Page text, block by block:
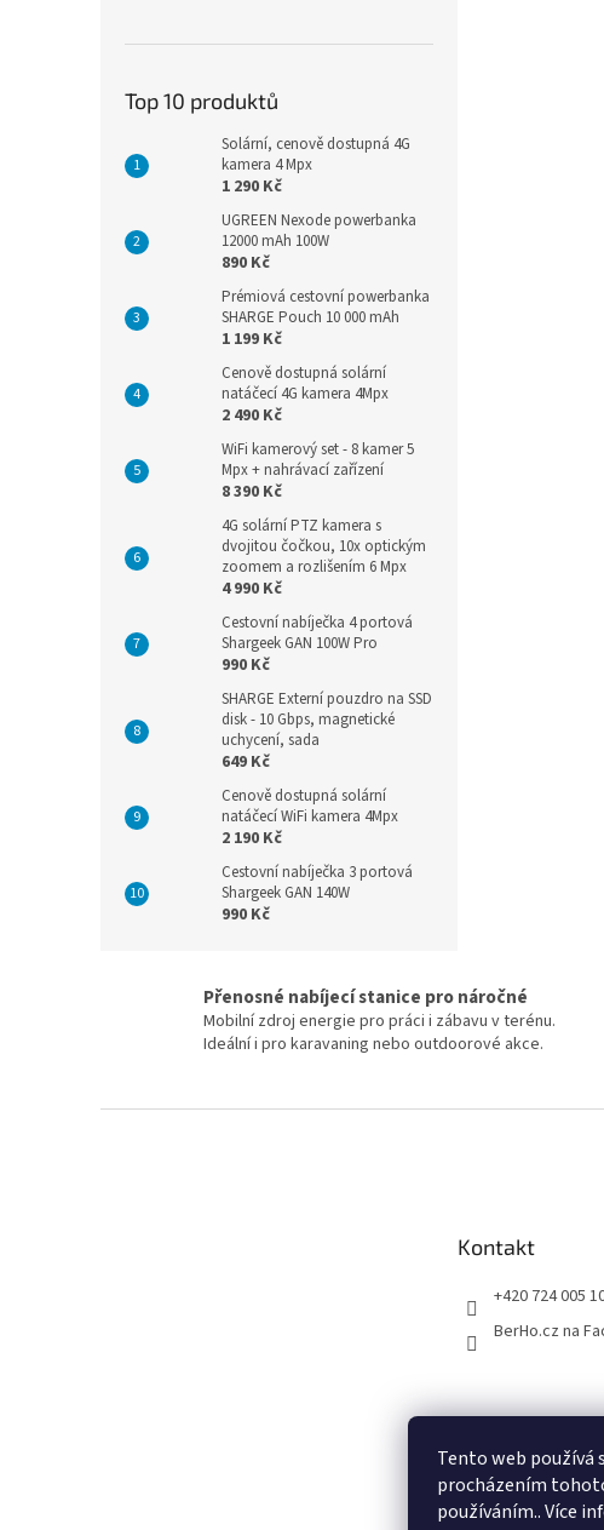
Tento web používá
procházením
používáním.. Více
Top 10 produktů
Solární, cenově dostupná 4G
kamera 4 Mpx
1 290 Kč
UGREEN Nexode powerbanka
12000 mAh 100W
890 Kč
Prémiová cestovní powerbanka
SHARGE Pouch 10 000 mAh
1 199 Kč
Cenově dostupná solární
natáčecí 4G kamera 4Mpx
2 490 Kč
WiFi kamerový set - 8 kamer 5
Mpx + nahrávací zařízení
8 390 Kč
4G solární PTZ kamera s
dvojitou čočkou, 10x optickým
zoomem a rozlišením 6 Mpx
4 990 Kč
Cestovní nabíječka 4 portová
Shargeek GAN 100W Pro
990 Kč
SHARGE Externí pouzdro na SSD
disk - 10 Gbps, magnetické
uchycení, sada
649 Kč
Cenově dostupná solární
natáčecí WiFi kamera 4Mpx
2 190 Kč
Cestovní nabíječka 3 portová
Shargeek GAN 140W
990 Kč
Přenosné nabíjecí stanice pro náročné
Mobilní zdroj energie pro práci i zábavu v terénu.
Ideální i pro karavaning nebo outdoorové akce.
Kontakt
+420 724 005
BerHo.cz na